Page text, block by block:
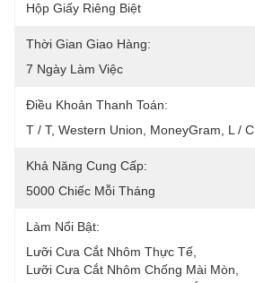
Hộp Giấy Riêng Biệt
Thời Gian Giao Hàng:
7 Ngày Làm Việc
Điều Khoản Thanh Toán:
T / T, Western Union, MoneyGram, L / C
Khả Năng Cung Cấp:
5000 Chiếc Mỗi Tháng
Làm Nổi Bật:
Lưỡi Cưa Cắt Nhôm Thực Tế
Lưỡi Cưa Cắt Nhôm Chống Mài Mòn